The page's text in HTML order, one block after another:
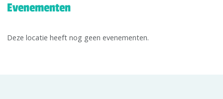
Evenementen
Deze locatie heeft nog geen evenementen.